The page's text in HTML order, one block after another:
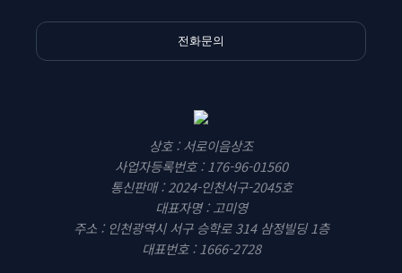
전화문의
상호 : 서로이음상조
사업자등록번호 : 176-96-01560
통신판매 : 2024-인천서구-2045호
대표자명 : 고미영
주소 : 인천광역시 서구 승학로 314 삼정빌딩 1층
대표번호 : 1666-2728